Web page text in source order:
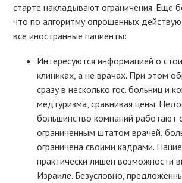
старте накладывают ограничения. Еще
что по алгоритму опрошенных
все иностранные пациенты:
Интересуются информацией о
клиниках, а не врачах. При этом
сразу в несколько гос. больниц и
медтуризма, сравнивая цены.
большинство компаний работают
ограниченным штатом врачей,
ограничена своими кадрами.
практически лишен возможности
Израиле. Безусловно,